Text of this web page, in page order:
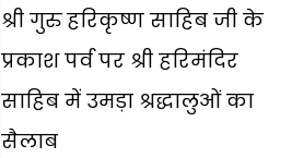
श्री गुरु हरिकृष्ण साहिब जी के
प्रकाश पर्व पर श्री हरिमंदिर
साहिब में उमड़ा श्रद्धालुओं का
सैलाब